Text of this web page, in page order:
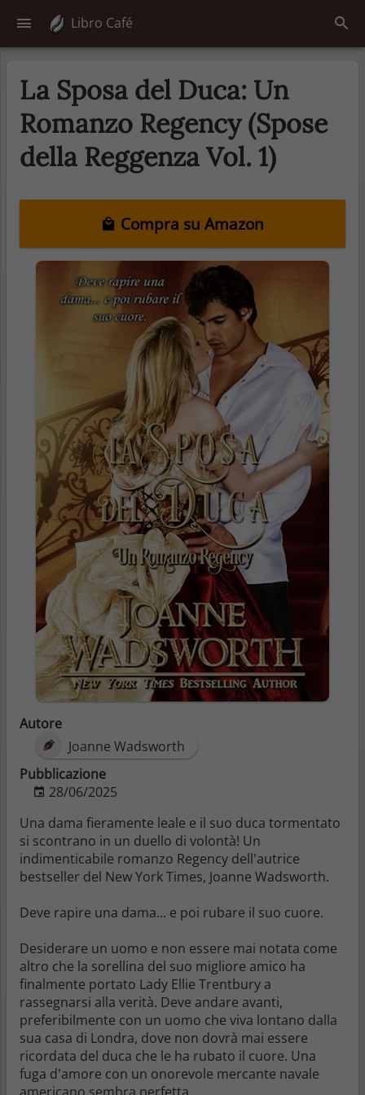
Libro Café
La Sposa del Duca: Un
Romanzo Regency (Spose
della Reggenza Vol. 1)
Compra su Amazon
Autore
Joanne Wadsworth
Pubblicazione
28/06/2025
Una dama fieramente leale e il suo duca tormentato
si scontrano in un duello di volontà! Un
indimenticabile romanzo Regency dell'autrice
bestseller del New York Times, Joanne Wadsworth.
Deve rapire una dama... e poi rubare il suo cuore.
Desiderare un uomo e non essere mai notata come
altro che la sorellina del suo migliore amico ha
finalmente portato Lady Ellie Trentbury a
rassegnarsi alla verità. Deve andare avanti,
preferibilmente con un uomo che viva lontano dalla
sua casa di Londra, dove non dovrà mai essere
ricordata del duca che le ha rubato il cuore. Una
fuga d'amore con un onorevole mercante navale
americano sembra perfetta.